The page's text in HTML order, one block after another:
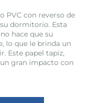
PVC con reverso de
dormitorio. Esta
hace que su
lo que le brinda un
Este papel tapiz,
gran impacto con